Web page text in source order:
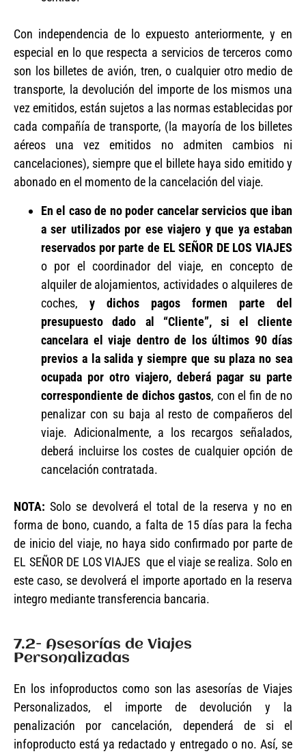
Con independencia de lo expuesto anteriormente, y en
especial en lo que respecta a servicios de terceros como
son los billetes de avión, tren, o cualquier otro medio de
transporte, la devolución del importe de los mismos una
vez emitidos, están sujetos a las normas establecidas por
cada compañía de transporte, (la mayoría de los billetes
aéreos una vez emitidos no admiten cambios ni
cancelaciones), siempre que el billete haya sido emitido y
abonado en el momento de la cancelación del viaje.
En el caso de no poder cancelar servicios que iban
a ser utilizados por ese viajero y que ya estaban
reservados por parte de EL SEÑOR DE LOS VIAJES
o por el coordinador del viaje, en concepto de
alquiler de alojamientos, actividades o alquileres de
coches, y dichos pagos formen parte del
presupuesto dado al “Cliente”, si el cliente
cancelara el viaje dentro de los últimos 90 días
previos a la salida y siempre que su plaza no sea
ocupada por otro viajero, deberá pagar su parte
correspondiente de dichos gastos, con el fin de no
penalizar con su baja al resto de compañeros del
viaje. Adicionalmente, a los recargos señalados,
deberá incluirse los costes de cualquier opción de
cancelación contratada.
NOTA: Solo se devolverá el total de la reserva y no en
forma de bono, cuando, a falta de 15 días para la fecha
de inicio del viaje, no haya sido confirmado por parte de
EL SEÑOR DE LOS VIAJES que el viaje se realiza. Solo en
este caso, se devolverá el importe aportado en la reserva
integro mediante transferencia bancaria.
7.2- Asesorías de Viajes
Personalizadas
En los infoproductos como son las asesorías de Viajes
Personalizados, el importe de devolución y la
penalización por cancelación, dependerá de si el
infoproducto está ya redactado y entregado o no. Así, se